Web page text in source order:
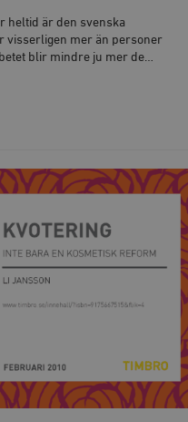
heltid är den svenska
visserligen mer än personer
blir mindre ju mer de…